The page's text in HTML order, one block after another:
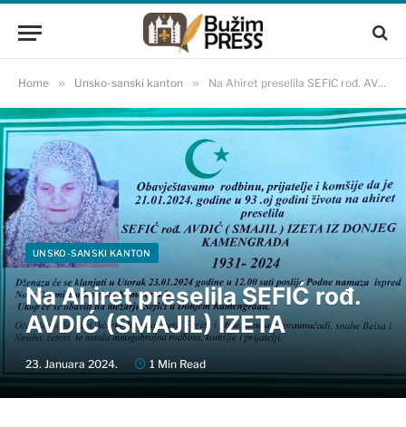
Home » Unsko-sanski kanton » Na Ahiret preselila SEFIĆ rođ. AVDIĆ (SMAJIL) IZETA
UNSKO-SANSKI KANTON
Na Ahiret preselila SEFIĆ rođ.
AVDIĆ (SMAJIL) IZETA
23. Januara 2024. 1 Min Read